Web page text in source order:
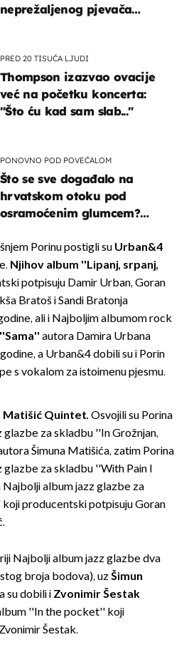
neprežaljenog pjevača
PRED 20 TISUĆA LJUDI
Thompson izazvao ovacije
već na početku koncerta:
"Što ću kad sam slab..."
PONOVNO POD POVEĆALOM
Što se sve događalo na
hrvatskom otoku pod
osramoćenim glumcem?
izazivaju nevjericu
Porinu postigli su Urban&4
Njihov album ''Lipanj, srpanj,
potpisuju Damir Urban, Goran
Bratoš i Sandi Bratonja
ali i Najboljim albumom rock
''Sama'' autora Damira Urbana
a Urban&4 dobili su i Porin
s vokalom za istoimenu pjesmu.
Matišić Quintet. Osvojili su Porina
za skladbu ''In Grožnjan,
Šimuna Matišića, zatim Porina
za skladbu ''With Pain I
album jazz glazbe za
producentski potpisuju Goran
Najbolji album jazz glazbe dva
broja bodova), uzŠimun
su dobili i Zvonimir Šestak
''In the pocket'' koji
Šestak.